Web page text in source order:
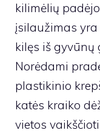
kilimėlių
įsilaužimas
kilęs iš gyvūnų
Norėdami
plastikinio
katės kraiko
vietos